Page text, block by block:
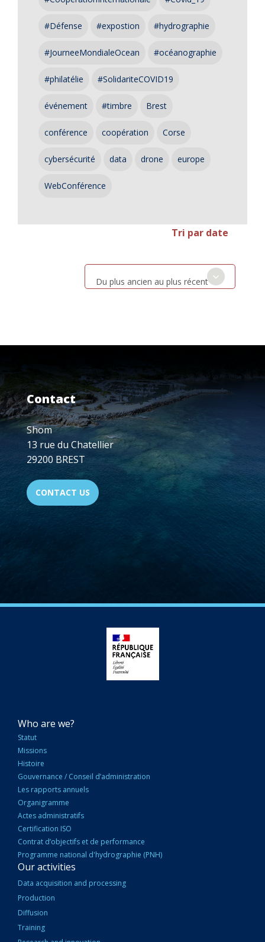
#Défense #expostion #hydrographie
#JourneeMondialeOcean #océanographie
#philatélie #SolidariteCOVID19
événement #timbre Brest
conférence coopération Corse
cybersécurité data drone europe
WebConférence
Tri par date
Du plus ancien au plus récent
Contact
Shom
13 rue du Chatellier
29200 BREST
CONTACT US
NAVIGATION
PRINCIPALE
Who are we?
Statut
Missions
Histoire
Gouvernance / Conseil d’administration
Les rapports annuels
Organigramme
Actes administratifs
Certification ISO
Contrat d’objectifs et de performance
Programme national d'hydrographie (PNH)
Our activities
Data acquisition and processing
Production
Diffusion
Training